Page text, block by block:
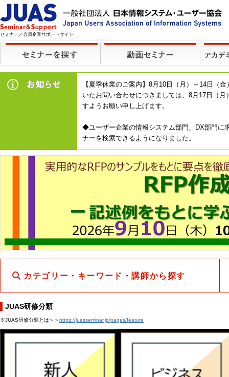
セミナー／会員企業サポートサイト
【夏季休業のご案内】8月10日（月）～14日（
いたお問い合わせにつきましては、8月17日（
すようお願い申し上げます。
◆ユーザー企業の情報システム部門、DX部門に
ナーを検索できるようになりました。
カテゴリー・キーワード・講師から探す
JUAS研修分類
※JUAS研修分類とは＞＞https://juasseminar.jp/pages/feature